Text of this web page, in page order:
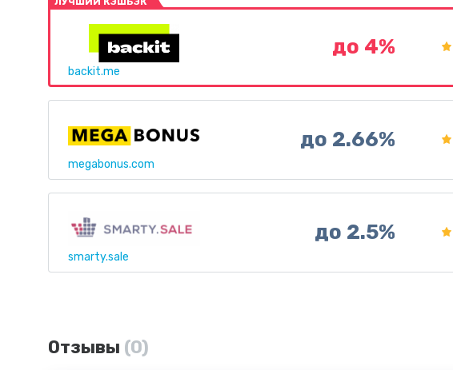
backit.me
до 4%
megabonus.com
до 2.66%
smarty.sale
до 2.5%
Отзывы (0)